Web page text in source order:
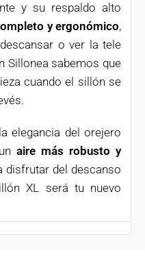
y su respaldo alto
y ergonómico,
o ver la tele
Sillonea sabemos que
cuando el sillón se
elegancia del orejero
aire más robusto y
disfrutar del descanso
XL será tu nuevo